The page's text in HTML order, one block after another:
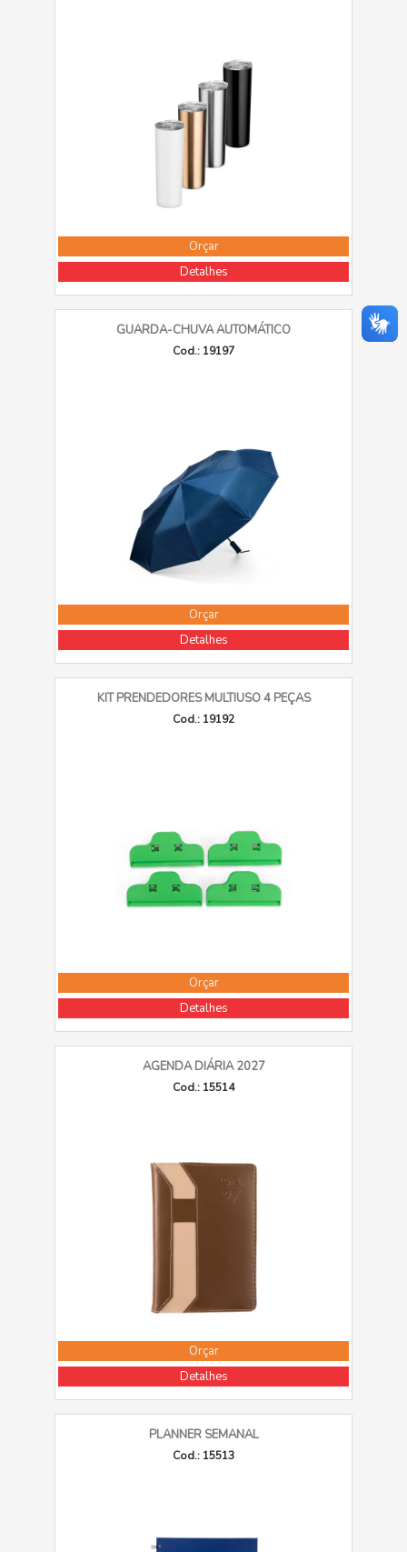
Orçar
Detalhes
GUARDA-CHUVA AUTOMÁTICO
Cod.: 19197
Orçar
Detalhes
KIT PRENDEDORES MULTIUSO 4 PEÇAS
Cod.: 19192
Orçar
Detalhes
AGENDA DIÁRIA 2027
Cod.: 15514
Orçar
Detalhes
PLANNER SEMANAL
Cod.: 15513